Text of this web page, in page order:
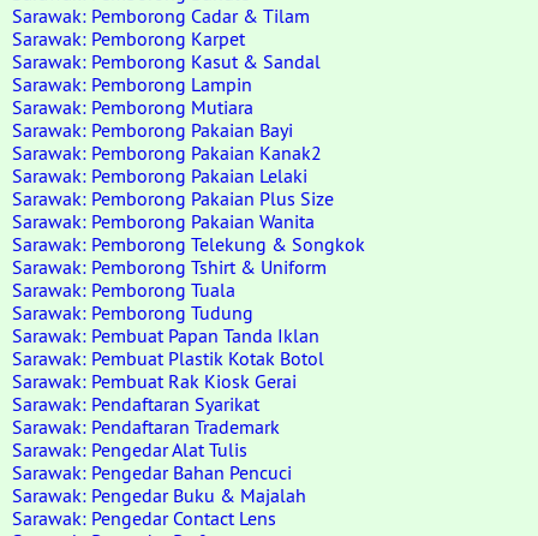
Sarawak: Pemborong Cadar & Tilam
Sarawak: Pemborong Karpet
Sarawak: Pemborong Kasut & Sandal
Sarawak: Pemborong Lampin
Sarawak: Pemborong Mutiara
Sarawak: Pemborong Pakaian Bayi
Sarawak: Pemborong Pakaian Kanak2
Sarawak: Pemborong Pakaian Lelaki
Sarawak: Pemborong Pakaian Plus Size
Sarawak: Pemborong Pakaian Wanita
Sarawak: Pemborong Telekung & Songkok
Sarawak: Pemborong Tshirt & Uniform
Sarawak: Pemborong Tuala
Sarawak: Pemborong Tudung
Sarawak: Pembuat Papan Tanda Iklan
Sarawak: Pembuat Plastik Kotak Botol
Sarawak: Pembuat Rak Kiosk Gerai
Sarawak: Pendaftaran Syarikat
Sarawak: Pendaftaran Trademark
Sarawak: Pengedar Alat Tulis
Sarawak: Pengedar Bahan Pencuci
Sarawak: Pengedar Buku & Majalah
Sarawak: Pengedar Contact Lens